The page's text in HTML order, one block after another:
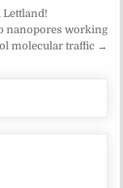
nanopores working
molecular traffic →